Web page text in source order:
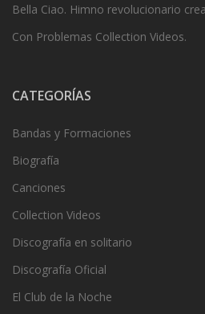
Bella Ciao. Himno revolucionario
Con Problemas Collection Videos.
CATEGORÍAS
Bandas y Formaciones
Biografía
Canciones
Collection Videos
Discografía en solitario
Discografía Oficial
El Club de la Noche